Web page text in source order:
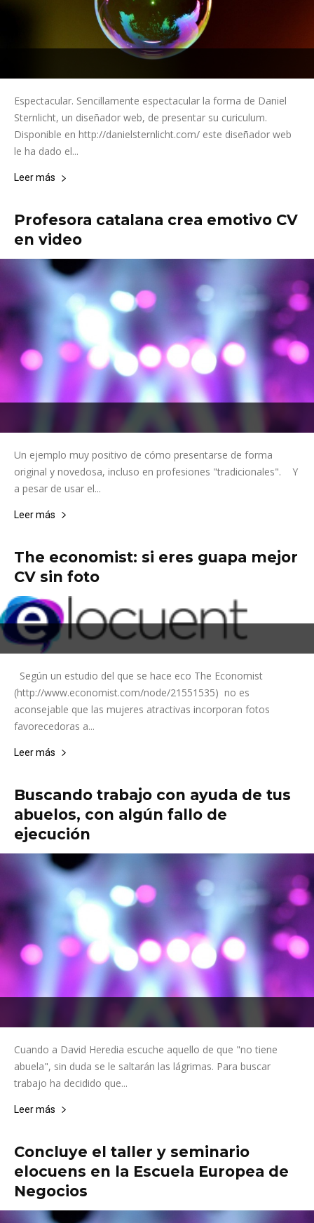
Espectacular. Sencillamente espectacular la forma de Daniel
Sternlicht, un diseñador web, de presentar su curiculum.
Disponible en http://danielsternlicht.com/ este diseñador web
le ha dado el...
Leer más
Profesora catalana crea emotivo CV
en video
Un ejemplo muy positivo de cómo presentarse de forma
original y novedosa, incluso en profesiones "tradicionales". Y
a pesar de usar el...
Leer más
The economist: si eres guapa mejor
CV sin foto
Según un estudio del que se hace eco The Economist
(http://www.economist.com/node/21551535) no es
aconsejable que las mujeres atractivas incorporan fotos
favorecedoras a...
Leer más
Buscando trabajo con ayuda de tus
abuelos, con algún fallo de
ejecución
Cuando a David Heredia escuche aquello de que "no tiene
abuela", sin duda se le saltarán las lágrimas. Para buscar
trabajo ha decidido que...
Leer más
Concluye el taller y seminario
elocuens en la Escuela Europea de
Negocios